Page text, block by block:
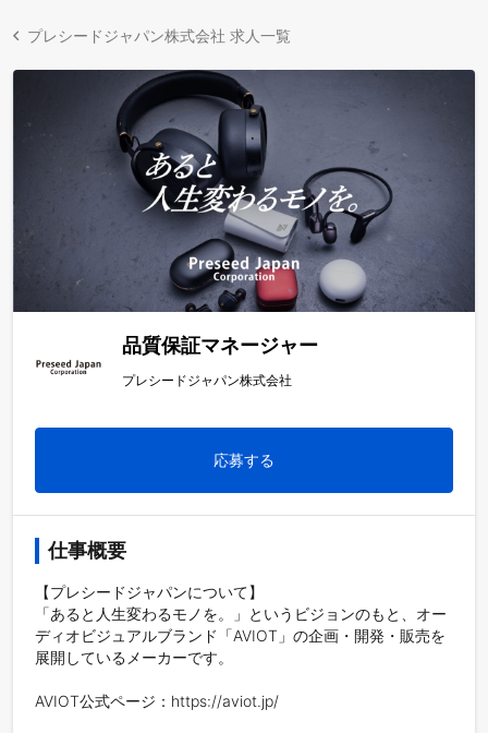
プレシードジャパン株式会社 求人一覧
品質保証マネージャー
プレシードジャパン株式会社
応募する
仕事概要
【プレシードジャパンについて】
「あると人生変わるモノを。」というビジョンのもと、オー
ディオビジュアルブランド「AVIOT」の企画・開発・販売を
展開しているメーカーです。
AVIOT公式ページ：https://aviot.jp/